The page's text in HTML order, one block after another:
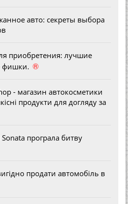
авто: секреты выбора
приобретения: лучшие
фишки. ®
- магазин автокосметики
продукти для догляду за
програла битву
продати автомобіль в